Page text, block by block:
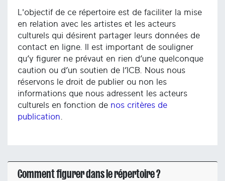
L'objectif de ce répertoire est de faciliter la mise
en relation avec les artistes et les acteurs
culturels qui désirent partager leurs données de
contact en ligne. Il est important de souligner
qu’y figurer ne prévaut en rien d’une quelconque
caution ou d’un soutien de l’ICB. Nous nous
réservons le droit de publier ou non les
informations que nous adressent les acteurs
culturels en fonction de nos critères de
publication
Comment figurer dans le répertoire ?